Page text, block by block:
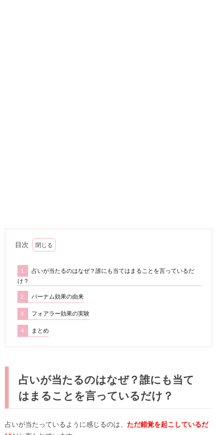
目次
1.
占いが当たるのはなぜ？誰にも当てはまることを言っているだ
け？
2. バーナム効果の由来
3. フォアラー効果の実験
4. まとめ
占いが当たるのはなぜ？誰にも当て
はまることを言っているだけ？
占いが当たっているように感じるのは、 ただ錯覚を起こしているだ